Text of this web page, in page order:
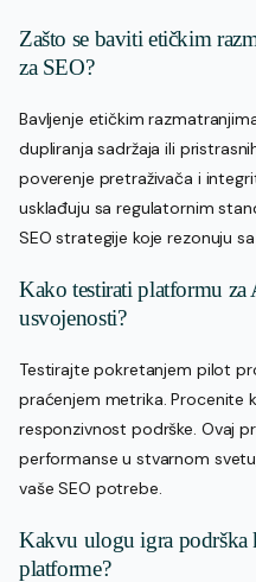
Zašto se baviti etičkim
za SEO?
Bavljenje etičkim
dupliranja sadržaja ili
poverenje pretraživača i
usklađuju sa regulatornim
SEO strategije koje rezonuju
Kako testirati platformu
usvojenosti?
Testirajte pokretanjem pilot
praćenjem metrika. Procenite
responzivnost podrške. Ovaj
performanse u stvarnom
vaše SEO potrebe.
Kakvu ulogu igra podrška
platforme?